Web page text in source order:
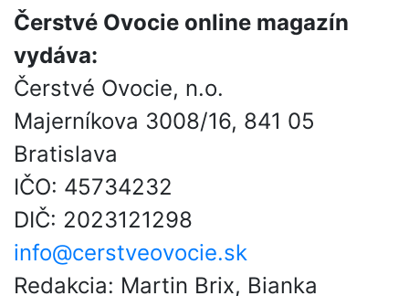
Čerstvé Ovocie online magazín
vydáva:
Čerstvé Ovocie, n.o.
Majerníkova 3008/16, 841 05
Bratislava
IČO: 45734232
DIČ: 2023121298
info@cerstveovocie.sk
Redakcia: Martin Brix, Bianka